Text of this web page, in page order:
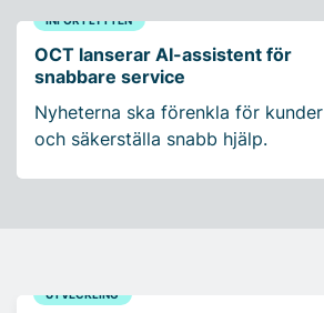
INFÖR FLYTTEN
OCT lanserar AI-assistent för
snabbare service
Nyheterna ska förenkla för kunder
och säkerställa snabb hjälp.
UTVECKLING